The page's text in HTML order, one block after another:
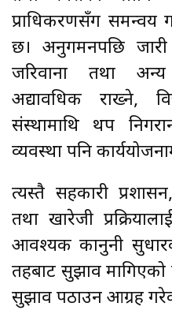
प्राधिकरणसँग समन्वय
छ। अनुगमनपछि
जरिवाना तथा
अद्यावधिक राख्ने,
संस्थामाथि थप
व्यवस्था पनि
त्यस्तै सहकारी
तथा खारेजी
आवश्यक कानुनी
तहबाट सुझाव मागिएको
सुझाव पठाउन आग्रह